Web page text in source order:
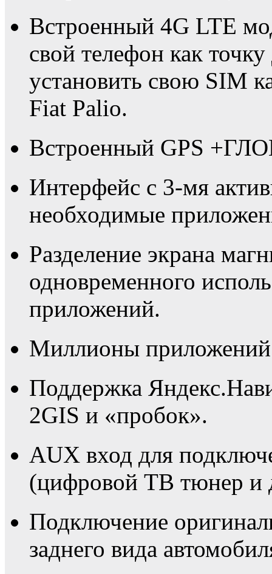
Встроенный 4G LTE
свой телефон как
установить свою SIM
Fiat Palio.
Встроенный GPS
Интерфейс с 3-мя
необходимые
Разделение экрана
одновременного
приложений.
Миллионы приложений
Поддержка
2GIS и «пробок».
AUX вход для
(цифровой ТВ тюнер и
Подключение
заднего вида